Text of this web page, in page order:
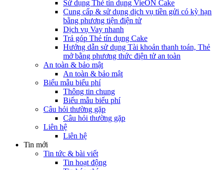
Sử dụng Thẻ tín dụng VieON Cake
Cung cấp & sử dụng dịch vụ tiền gửi có kỳ hạn
bằng phương tiện điện tử
Dịch vụ Vay nhanh
Trả góp Thẻ tín dụng Cake
Hướng dẫn sử dụng Tài khoản thanh toán, Thẻ
mở bằng phương thức điện tử an toàn
An toàn & bảo mật
An toàn & bảo mật
Biểu mẫu biểu phí
Thông tin chung
Biểu mẫu biểu phí
Câu hỏi thường gặp
Câu hỏi thường gặp
Liên hệ
Liên hệ
Tin mới
Tin tức & bài viết
Tin hoạt động